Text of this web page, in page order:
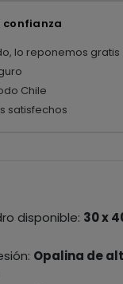
confianza
lo reponemos gratis
Chile
satisfechos
disponible: 30 x
Opalina de